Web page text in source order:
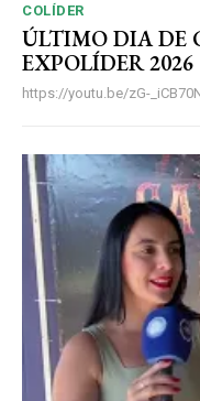
COLÍDER
ÚLTIMO DIA DE
EXPOLÍDER 2026
https://youtu.be/zG-